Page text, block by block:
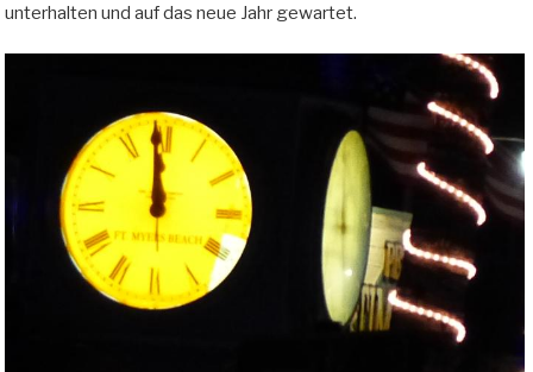
unterhalten und auf das neue Jahr gewartet.